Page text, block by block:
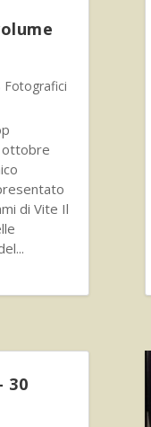
Fotografici
ottobre
di Vite Il
30